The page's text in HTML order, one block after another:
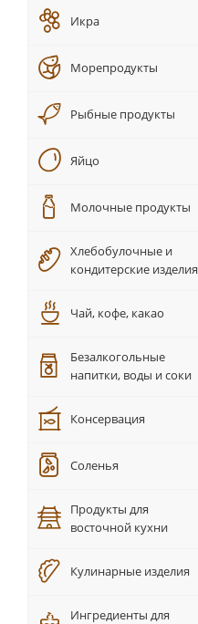
Икра
Морепродукты
Рыбные продукты
Яйцо
Молочные продукты
Хлебобулочные и
кондитерские изделия
Чай, кофе, какао
Безалкогольные
напитки, воды и соки
Консервация
Соленья
Продукты для
восточной кухни
Кулинарные изделия
Ингредиенты для